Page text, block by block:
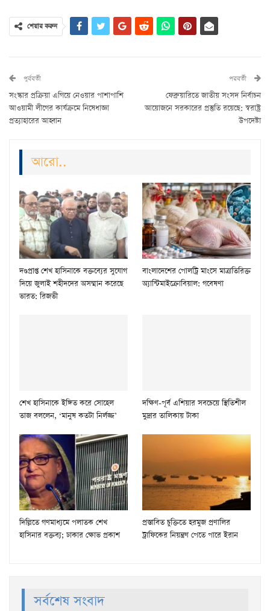
শেয়ার করুন
পুর্ববর্তী
সংস্কার প্রক্রিয়া এগিয়ে নেওয়ার পাশাপাশি
আওয়ামী লীগের কার্যক্রমে নিষেধাজ্ঞা
প্রত্যাহারের আহ্বান
পরবর্তী
ফেব্রুয়ারিতে জাতীয় সংসদ নির্বাচন
আয়োজনে সরকারের প্রস্তুতি রয়েছে: স্বরাষ্ট্র
উপদেষ্টা
আরো..
দণ্ডপ্রাপ্ত শেখ হাসিনাকে বক্তব্যের সুযোগ
দিয়ে জুলাই শহীদদের অসম্মান করেছে
ভারত: রিজভী
বাংলাদেশের পোলট্রি মাংসে মাত্রাতিরিক্ত
অ্যান্টিমাইক্রোবিয়াল: গবেষণা
শেখ হাসিনাকে ইঙ্গিত করে সোহেল
তাজ বললেন, ‘মানুষ কতটা নির্লজ্জ’
দক্ষিণ-পূর্ব এশিয়ার সবচেয়ে স্থিতিশীল
মুদ্রার তালিকায় টাকা
দিল্লিতে গণমাধ্যমে পলাতক শেখ
হাসিনার বক্তব্য; ঢাকার ক্ষোভ প্রকাশ
প্রস্তাবিত চুক্তিতে হরমুজ প্রণালির
ট্রাফিকের নিয়ন্ত্রণ পেতে পারে ইরান
সর্বশেষ সংবাদ